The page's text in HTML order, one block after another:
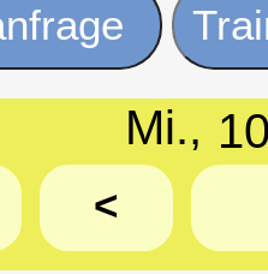
Mi.,
<